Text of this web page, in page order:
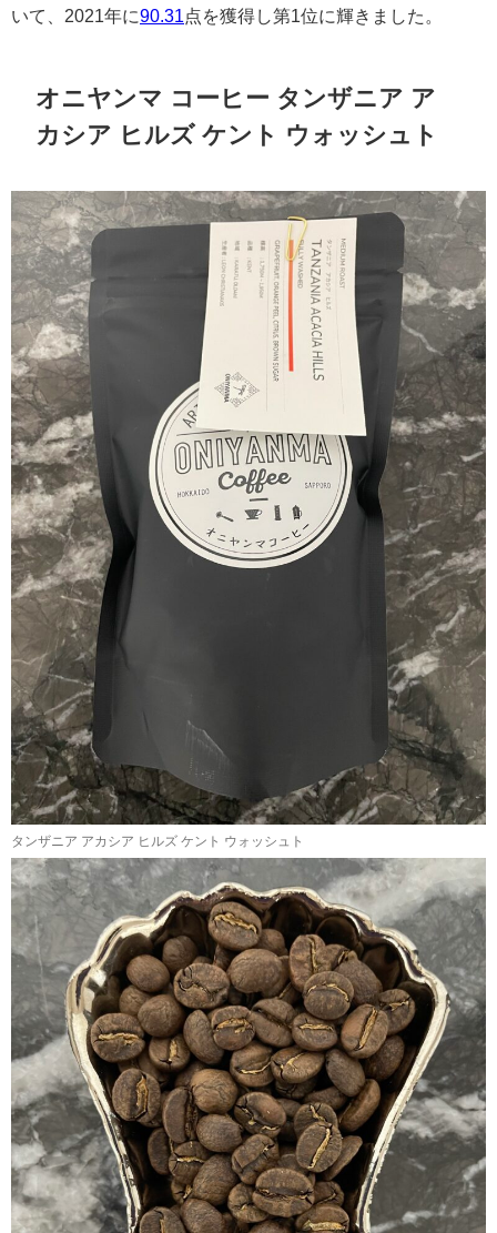
いて、2021年に90.31 点を獲得し第1位に輝きました。
オニヤンマ コーヒー タンザニア ア
カシア ヒルズ ケント ウォッシュト
タンザニア アカシア ヒルズ ケント ウォッシュト